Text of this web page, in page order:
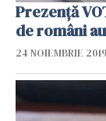
Prezență
de români
24 NOIEMBRIE 2019